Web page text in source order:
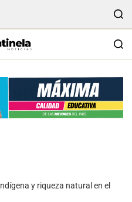
y riqueza natural en el